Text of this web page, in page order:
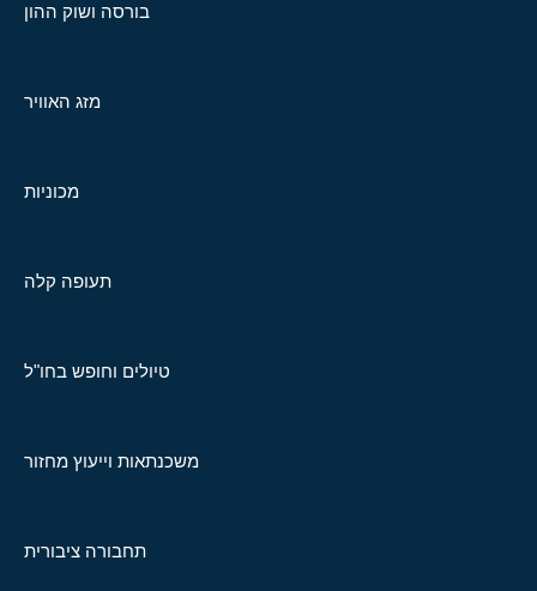
בורסה ושוק ההון
מזג האוויר
מכוניות
תעופה קלה
טיולים וחופש בחו"ל
משכנתאות וייעוץ מחזור
תחבורה ציבורית